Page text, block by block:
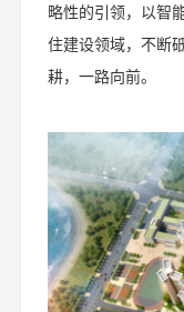
略性的引领，以智
住建设领域，不断
耕，一路向前。